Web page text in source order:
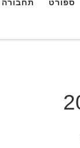
ספורט תחבורה